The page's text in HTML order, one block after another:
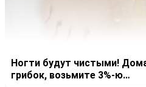
Ногти будут чистыми!
грибок, возьмите 3%-ю…